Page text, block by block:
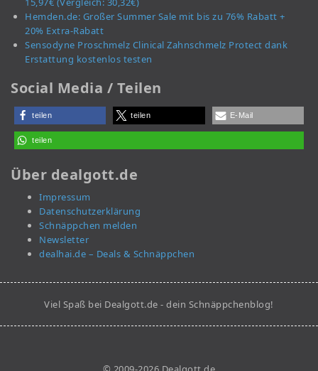
Hemden.de: Großer Summer Sale mit bis zu 76% Rabatt +
20% Extra-Rabatt
Sensodyne Proschmelz Clinical Zahnschmelz Protect dank
Erstattung kostenlos testen
Social Media / Teilen
teilen teilen E-Mail
teilen
Über dealgott.de
Impressum
Datenschutzerklärung
Schnäppchen melden
Newsletter
dealhai.de – Deals & Schnäppchen
Viel Spaß bei Dealgott.de - dein Schnäppchenblog!